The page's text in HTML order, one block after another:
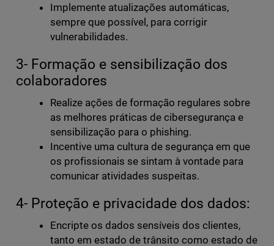
Implemente atualizações automáticas,
sempre que possível, para corrigir
vulnerabilidades.
3- Formação e sensibilização dos
colaboradores
Realize ações de formação regulares sobre
as melhores práticas de cibersegurança e
sensibilização para o phishing.
Incentive uma cultura de segurança em que
os profissionais se sintam à vontade para
comunicar atividades suspeitas.
4- Proteção e privacidade dos dados:
Encripte os dados sensíveis dos clientes,
tanto em estado de trânsito como estado de